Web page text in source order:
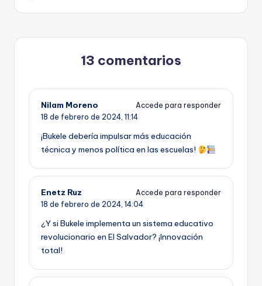
13 comentarios
Nilam Moreno
Accede para responder
18 de febrero de 2024, 11:14
¡Bukele debería impulsar más educación
técnica y menos política en las escuelas!
Enetz Ruz
Accede para responder
18 de febrero de 2024, 14:04
¿Y si Bukele implementa un sistema educativo
revolucionario en El Salvador? ¡Innovación
total!